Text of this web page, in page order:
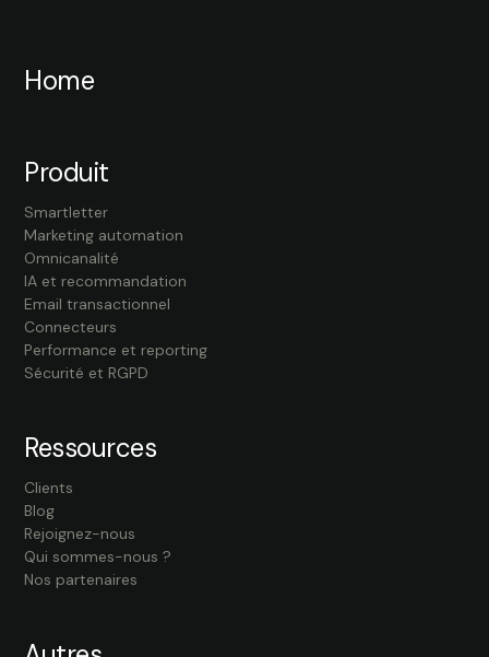
Home
Produit
Smartletter
Marketing automation
Omnicanalité
IA et recommandation
Email transactionnel
Connecteurs
Performance et reporting
Sécurité et RGPD
Ressources
Clients
Blog
Rejoignez-nous
Qui sommes-nous ?
Nos partenaires